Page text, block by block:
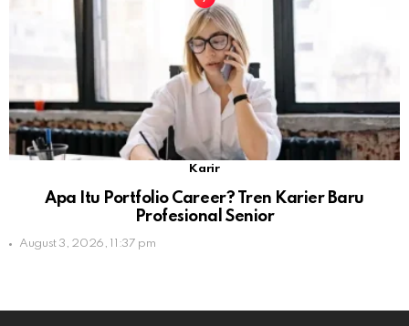
Karir
Apa Itu Portfolio Career? Tren Karier Baru
Profesional Senior
August 3, 2026, 11:37 pm